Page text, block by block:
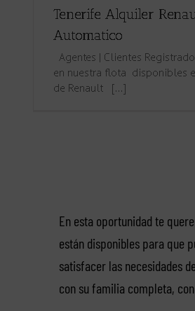
En esta oportunidad te
están disponibles para que
satisfacer las necesidades
con su familia completa,